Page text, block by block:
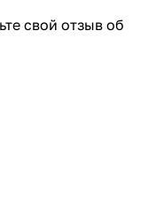
свой отзыв об